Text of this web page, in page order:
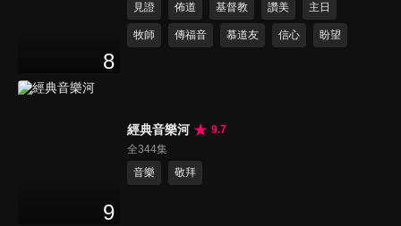
8
見證
佈道 基督教 讚美 主日
牧師 傳福音 慕道友 信心 盼望
9
經典音樂河
9.7
全344集
音樂
敬拜